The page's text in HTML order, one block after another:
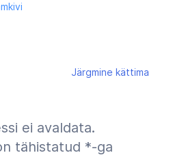
Järgmine kättima
ei avaldata.
tähistatud *-ga